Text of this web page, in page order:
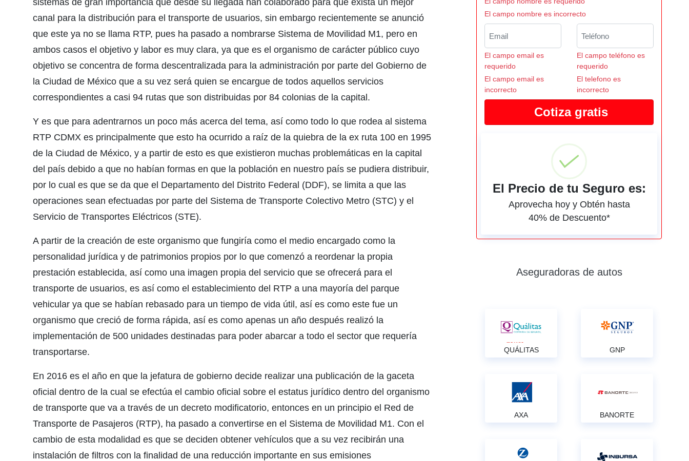
sistemas de gran importancia que desde su llegada han colaborado para que exista un mejor
canal para la distribución para el transporte de usuarios, sin embargo recientemente se anunció
que este ya no se llama RTP, pues ha pasado a nombrarse Sistema de Movilidad M1, pero en
ambos casos el objetivo y labor es muy clara, ya que es el organismo de carácter público cuyo
objetivo se concentra de forma descentralizada para la administración por parte del Gobierno de
la Ciudad de México que a su vez será quien se encargue de todos aquellos servicios
correspondientes a casi 94 rutas que son distribuidas por 84 colonias de la capital.
Y es que para adentrarnos un poco más acerca del tema, así como todo lo que rodea al sistema
RTP CDMX es principalmente que esto ha ocurrido a raíz de la quiebra de la ex ruta 100 en 1995
de la Ciudad de México, y a partir de esto es que existieron muchas problemáticas en la capital
del país debido a que no habían formas en que la población en nuestro país se pudiera distribuir,
por lo cual es que se da que el Departamento del Distrito Federal (DDF), se limita a que las
operaciones sean efectuadas por parte del Sistema de Transporte Colectivo Metro (STC) y el
Servicio de Transportes Eléctricos (STE).
A partir de la creación de este organismo que fungiría como el medio encargado como la
personalidad jurídica y de patrimonios propios por lo que comenzó a reordenar la propia
prestación establecida, así como una imagen propia del servicio que se ofrecerá para el
transporte de usuarios, es así como el establecimiento del RTP a una mayoría del parque
vehicular ya que se habían rebasado para un tiempo de vida útil, así es como este fue un
organismo que creció de forma rápida, así es como apenas un año después realizó la
implementación de 500 unidades destinadas para poder abarcar a todo el sector que requería
transportarse.
En 2016 es el año en que la jefatura de gobierno decide realizar una publicación de la gaceta
oficial dentro de la cual se efectúa el cambio oficial sobre el estatus jurídico dentro del organismo
de transporte que va a través de un decreto modificatorio, entonces en un principio el Red de
Transporte de Pasajeros (RTP), ha pasado a convertirse en el Sistema de Movilidad M1. Con el
cambio de esta modalidad es que se deciden obtener vehículos que a su vez recibirán una
instalación de filtros con la finalidad de una reducción importante en sus emisiones
El campo nombre es incorrecto
El campo email es
requerido
El campo email es
incorrecto
El campo teléfono es
requerido
El telefono es
incorrecto
El Precio de tu Seguro es:
Aprovecha hoy y Obtén hasta
40% de Descuento*
Aseguradoras de autos
QUÁLITAS GNP
AXA BANORTE